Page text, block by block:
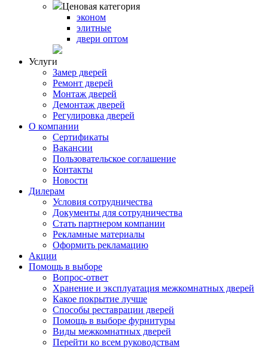
Ценовая категория
эконом
элитные
двери оптом
Услуги
Замер дверей
Ремонт дверей
Монтаж дверей
Демонтаж дверей
Регулировка дверей
О компании
Сертификаты
Вакансии
Пользовательское соглашение
Контакты
Новости
Дилерам
Условия сотрудничества
Документы для сотрудничества
Стать партнером компании
Рекламные материалы
Оформить рекламацию
Акции
Помощь в выборе
Вопрос-ответ
Хранение и эксплуатация межкомнатных дверей
Какое покрытие лучше
Способы реставрации дверей
Помощь в выборе фурнитуры
Виды межкомнатных дверей
Перейти ко всем руководствам